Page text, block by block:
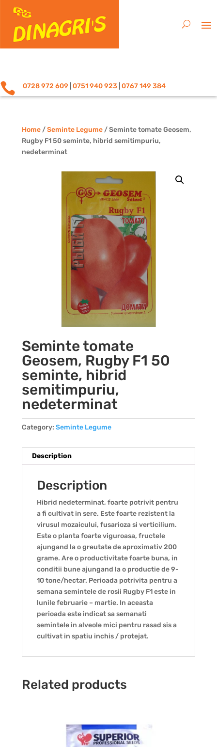
 0728 972 609 0751 940 923 0767 149 384
Home/Seminte Legume/ Seminte tomate Geosem,
Rugby F1 50 seminte, hibrid semitimpuriu,
nedeterminat
Seminte tomate
Geosem, Rugby F1 50
seminte, hibrid
semitimpuriu,
nedeterminat
Category: Seminte Legume
Description
Description
Hibrid nedeterminat, foarte potrivit pentru
a fi cultivat in sere. Este foarte rezistent la
virusul mozaicului, fusarioza si verticilium.
Este o planta foarte viguroasa, fructele
ajungand la o greutate de aproximativ 200
grame. Are o productivitate foarte buna, in
conditii bune ajungand la o productie de 9-
10 tone/hectar. Perioada potrivita pentru a
semana semintele de rosii Rugby F1 este in
lunile februarie – martie. In aceasta
perioada este indicat sa semanati
semintele in alveole mici pentru rasad sis a
cultivat in spatiu inchis / protejat.
Related products